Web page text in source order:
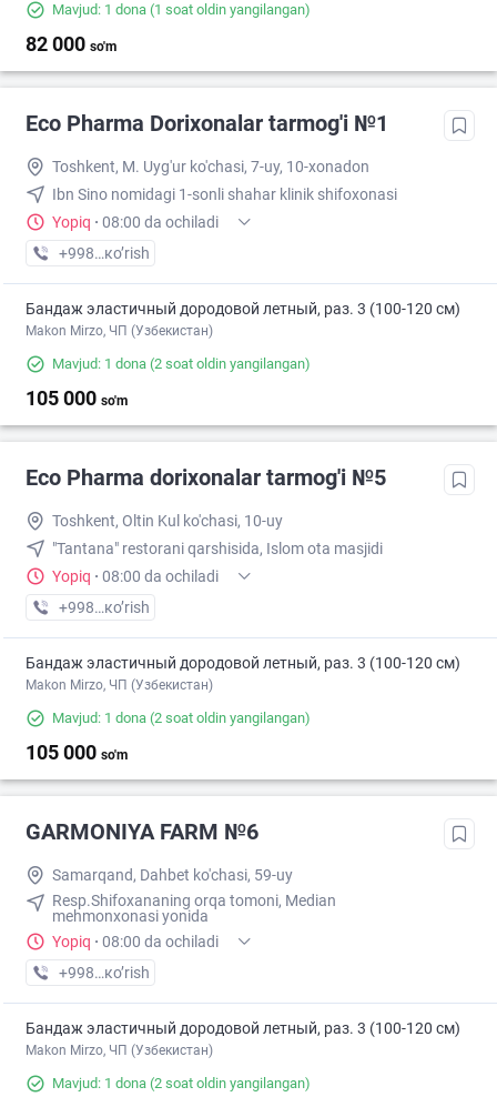
Mavjud: 1 dona (1 soat oldin yangilangan)
82 000 so'm
Eco Pharma Dorixonalar tarmog'i №1
Toshkent, M. Uyg'ur ko'chasi, 7-uy, 10-xonadon
Ibn Sino nomidagi 1-sonli shahar klinik shifoxonasi
Yopiq · 08:00 da ochiladi
+998 (71) XXX-XX-XX
кo’rish
Бандаж эластичный дородовой летный, раз. 3 (100-120 см)
Makon Mirzo, ЧП (Узбекистан)
Mavjud: 1 dona (2 soat oldin yangilangan)
105 000 so'm
Eco Pharma dorixonalar tarmog'i №5
Toshkent, Oltin Kul ko'chasi, 10-uy
"Tantana" restorani qarshisida, Islom ota masjidi
Yopiq · 08:00 da ochiladi
+998 (55) XXX-XX-XX
кo’rish
Бандаж эластичный дородовой летный, раз. 3 (100-120 см)
Makon Mirzo, ЧП (Узбекистан)
Mavjud: 1 dona (2 soat oldin yangilangan)
105 000 so'm
GARMONIYA FARM №6
Samarqand, Dahbet ko'chasi, 59-uy
Resp.Shifoxananing orqa tomoni, Median
mehmonxonasi yonida
Yopiq · 08:00 da ochiladi
+998 (95) XXX-XX-XX
кo’rish
Бандаж эластичный дородовой летный, раз. 3 (100-120 см)
Makon Mirzo, ЧП (Узбекистан)
Mavjud: 1 dona (2 soat oldin yangilangan)